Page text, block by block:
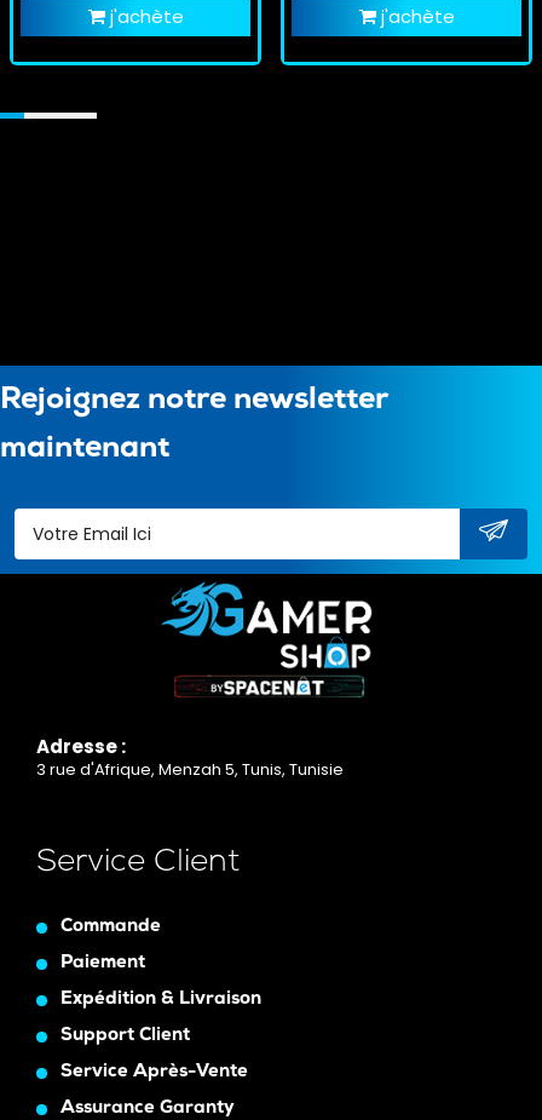
j'achète j'achète
Rejoignez notre newsletter
maintenant
Adresse :
3 rue d'Afrique, Menzah 5, Tunis, Tunisie
Service Client
Commande
Paiement
Expédition & Livraison
Support Client
Service Après-Vente
Assurance Garanty